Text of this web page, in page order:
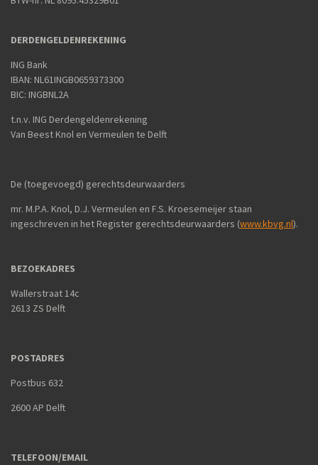
DERDENGELDENREKENING
ING Bank
IBAN: NL61INGB0659373300
BIC: INGBNL2A
t.n.v. ING Derdengeldenrekening
Van Beest Knol en Vermeulen te Delft
De (toegevoegd) gerechtsdeurwaarders
mr. M.P.A. Knol, D.J. Vermeulen en F.S. Kroesemeijer staan
ingeschreven in het Register gerechtsdeurwaarders (www.kbvg.nl).
BEZOEKADRES
Wallerstraat 14c
2613 ZS Delft
POSTADRES
Postbus 632
2600 AP Delft
TELEFOON/EMAIL